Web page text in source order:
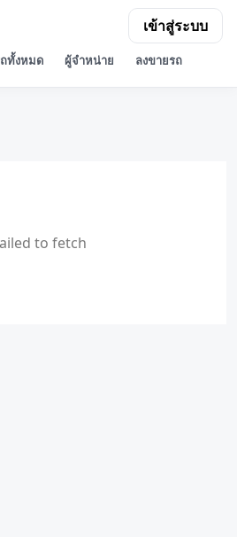
ทั้งหมด ผู้จำหน่าย ลงขายรถ
เข้าสู่ระบบ
to fetch